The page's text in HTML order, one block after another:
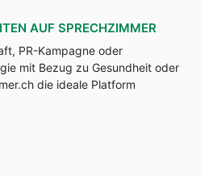
AUF SPRECHZIMMER
PR-Kampagne oder
mit Bezug zu Gesundheit oder
die ideale Platform